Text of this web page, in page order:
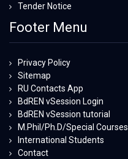
Tender Notice
Footer Menu
Privacy Policy
Sitemap
RU Contacts App
BdREN vSession Login
BdREN vSession tutorial
M.Phil/Ph.D/Special Courses
International Students
Contact